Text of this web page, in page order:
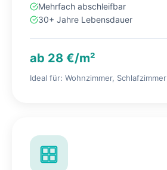
Mehrfach abschleifbar
30+ Jahre Lebensdauer
ab 28 €/m²
Ideal für: Wohnzimmer, Schlafzimmer